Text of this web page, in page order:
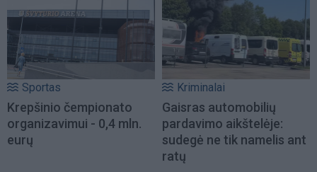
Sportas
Krepšinio čempionato
organizavimui - 0,4 mln.
eurų
Kriminalai
Gaisras automobilių
pardavimo aikštelėje:
sudegė ne tik namelis ant
ratų